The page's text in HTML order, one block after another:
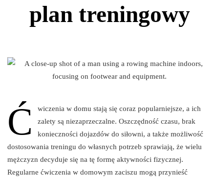
plan treningowy
Ć
wiczenia w domu stają się coraz popularniejsze, a ich
zalety są niezaprzeczalne. Oszczędność czasu, brak
konieczności dojazdów do siłowni, a także możliwość
dostosowania treningu do własnych potrzeb sprawiają, że wielu
mężczyzn decyduje się na tę formę aktywności fizycznej.
Regularne ćwiczenia w domowym zaciszu mogą przynieść